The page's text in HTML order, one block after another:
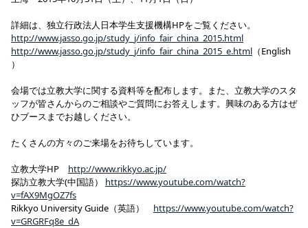
詳細は、独立行政法人日本学生支援機構HPをご覧ください。
http://www.jasso.go.jp/study_j/info_fair_china_2015.html
http://www.jasso.go.jp/study_j/info_fair_china_2015_e.html（English
）
会場では立教大学に関する資料等を配布します。また、立教大学のスタ
ッフが皆さんからのご相談やご質問にお答えします。興味のある方はぜ
ひブースまでお越しください。
たくさんの方々のご来場をお待ちしています。
立教大学HP http://www.rikkyo.ac.jp/
探訪立教大学(中国語） https://www.youtube.com/watch?
v=fAX9MgOZ7fs
Rikkyo University Guide（英語） https://www.youtube.com/watch?
v=GRGRFq8e_dA